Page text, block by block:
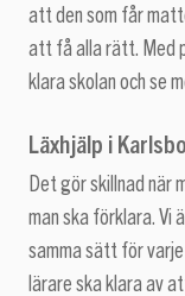
att den som får
att få alla rätt. Med
klara skolan och se
Läxhjälp i
Det gör skillnad när
man ska förklara. Vi
samma sätt för varje
lärare ska klara av